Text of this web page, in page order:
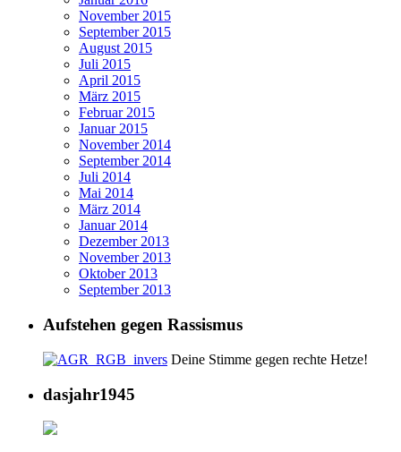
November 2015
September 2015
August 2015
Juli 2015
April 2015
März 2015
Februar 2015
Januar 2015
November 2014
September 2014
Juli 2014
Mai 2014
März 2014
Januar 2014
Dezember 2013
November 2013
Oktober 2013
September 2013
Aufstehen gegen Rassismus
Deine Stimme gegen rechte Hetze!
dasjahr1945